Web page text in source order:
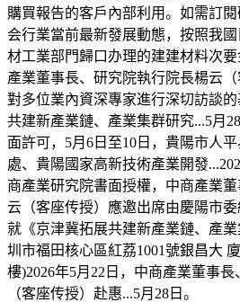
購買報告的客戶內部利用。如需訂
会行業當前最新發展動態，按照我
材工業部門歸口办理的建建材料次
產業董事長、研究院執行院長楊云（
對多位業內資深專家進行深切訪談
共建新產業鏈、產業集群研究...5月
面許可，5月6日至10日，貴陽市人
處、貴陽國家高新技術產業開發
商產業研究院書面授權，中商產業
云（客座传授）應邀出席由慶陽市委
就《京津冀拓展共建新產業鏈、產
圳市福田核心區紅荔1001號銀昌大
樓)2026年5月22日，中商產業董事
（客座传授）赴惠...5月28日。